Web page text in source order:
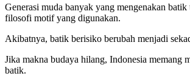
Generasi muda banyak yang mengenakan batik
filosofi motif yang digunakan.
Akibatnya, batik berisiko berubah menjadi
Jika makna budaya hilang, Indonesia memang
batik.